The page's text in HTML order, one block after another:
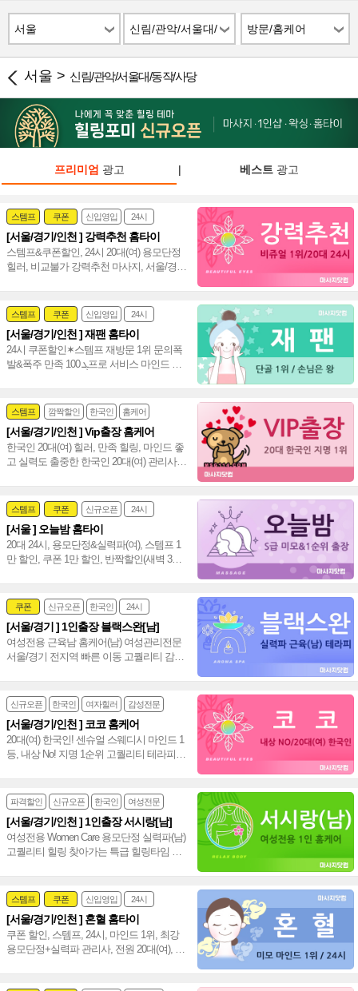
서울
신림/관악/서울대/
동작/사당
방문/홈케어
서울 > 신림/관악/서울대/동작/사당
프리미엄 광고 | 베스트광고
스템프 쿠폰 신입영입 24시
여자힐러 감성전문
[서울/경기/인천 ] 강력추천 홈타이
스템프&쿠폰할인, 24시 20대(여) 용모단정
힐러, 비교불가 강력추천 마사지, 서울/경
스템프 쿠폰 신입영입 24시
여자힐러 감성전문
[서울/경기/인천 ] 재팬 홈타이
24시 쿠폰할인✶스템프 재방문 1위 문의폭
발&폭주 만족 ܓ 100프로 서비스 마인드 짱
스템프 깜짝할인 한국인 홈케어
[서울/경기/인천 ] Vip출장 홈케어
한국인 20대(여) 힐러, 만족 힐링, 마인드 좋
고 실력도 출중한 한국인 20대(여) 관리사,
스템프 쿠폰 신규오픈 24시
여자힐러 심야영업
[서울 ] 오늘밤 홈타이
20대 24시, 용모단정&실력파(여), 스템프 1
만 할인, 쿠폰 1만 할인, 반짝할인(새벽 3시
쿠폰 신규오픈 한국인 24시
여성전문
[서울/경기 ] 1인출장 블랙스완[남]
여성전용 근육남 홈케어(남) 여성관리전문
서울/경기 전지역 빠른 이동 고퀄리티 감성
신규오픈 한국인 여자힐러 감성전문
[서울/경기/인천 ] 코코 홈케어
20대(여) 한국인! 센슈얼 스웨디시 마인드 1
등, 내상 No! 지명 1순위 고퀄리티 테라피로
파격할인 신규오픈 한국인 여성전문
[서울/경기/인천 ] 1인출장 서시랑[남]
여성전용 Women Care 용모단정 실력파(남)
고퀄리티 힐링 찾아가는 특급 힐링타임 서
스템프 쿠폰 신입영입 24시
여자힐러 감성전문
[서울/경기/인천 ] 혼혈 홈타이
쿠폰 할인, 스템프, 24시, 마인드 1위, 최강
용모단정+실력파 관리사, 전원 20대(여), 강